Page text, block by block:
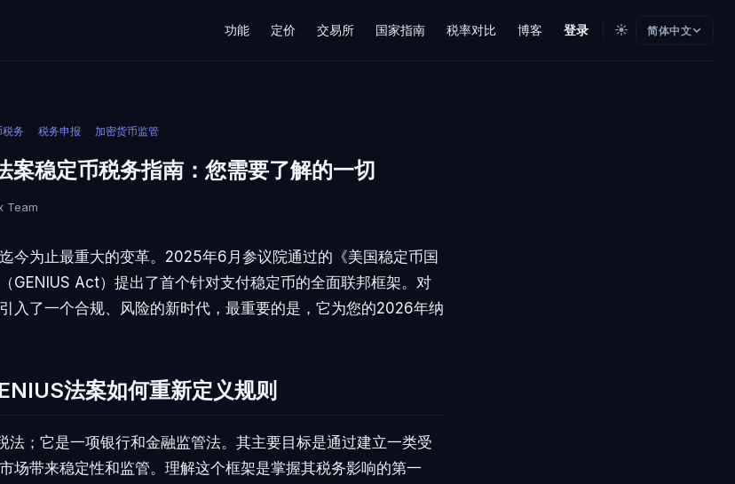
功能 定价 交易所 国家指南 税率对比 博客 登录 ☀️ 简体中文
务 税务申报 加密货币监管
稳定币税务指南：您需要了解的一切
Team
今为止最重大的变革。2025年6月参议院通过的《美国稳定币国
GENIUS Act）提出了首个针对支付稳定币的全面联邦框架。对
入了一个合规、风险的新时代，最重要的是，它为您的2026年纳
法案如何重新定义规则
法；它是一项银行和金融监管法。其主要目标是通过建立一类受
场带来稳定性和监管。理解这个框架是掌握其税务影响的第一